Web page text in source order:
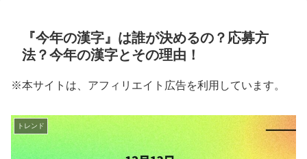
『今年の漢字』は誰が決めるの？応募方
法？今年の漢字とその理由！
※本サイトは、アフィリエイト広告を利用しています。
トレンド